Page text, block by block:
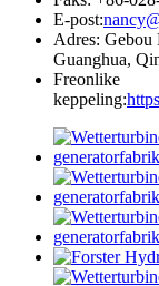
E-post:
Adres: Gebou
Guanghua,
Freonlike
keppeling: